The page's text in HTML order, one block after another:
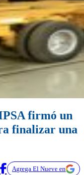
firmó un
finalizar una
Agrega El Nueve en